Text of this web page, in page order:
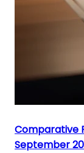
Comparative
September